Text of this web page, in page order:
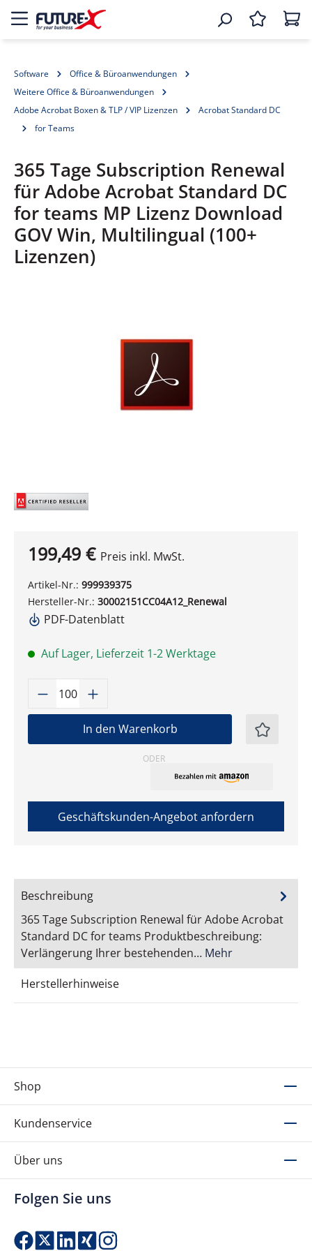
Software
Office & Büroanwendungen
Weitere Office & Büroanwendungen
Adobe Acrobat Boxen & TLP / VIP Lizenzen
Acrobat Standard DC
for Teams
365 Tage Subscription Renewal
für Adobe Acrobat Standard DC
for teams MP Lizenz Download
GOV Win, Multilingual (100+
Lizenzen)
199,49 € Preis inkl. MwSt.
Artikel-Nr.: 999939375
Hersteller-Nr.: 30002151CC04A12_Renewal
PDF-Datenblatt
Auf Lager, Lieferzeit 1-2 Werktage
Produkt Anzahl: Gib den
In den Warenkorb
ODER
Geschäftskunden-Angebot anfordern
Beschreibung
365 Tage Subscription Renewal für Adobe Acrobat
Standard DC for teams Produktbeschreibung:
Verlängerung Ihrer bestehenden… Mehr
Herstellerhinweise
Shop
Kundenservice
Über uns
Folgen Sie uns